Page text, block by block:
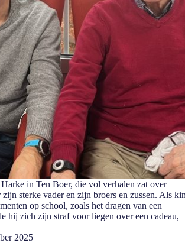
in Ten Boer, die vol verhalen zat over
sterke vader en zijn broers en zussen. Als
op school, zoals het dragen van een
hij zich zijn straf voor liegen over een cadeau,
2025